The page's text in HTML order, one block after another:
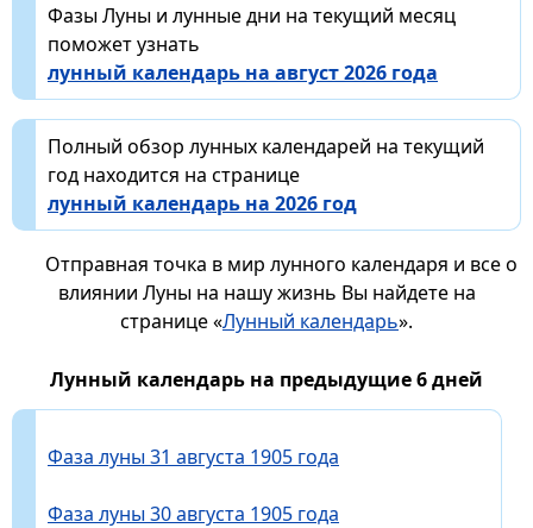
Фазы Луны и лунные дни на текущий месяц
поможет узнать
лунный календарь на август 2026 года
Полный обзор лунных календарей на текущий
год находится на странице
лунный календарь на 2026 год
Отправная точка в мир лунного календаря и все о
влиянии Луны на нашу жизнь Вы найдете на
странице «Лунный календарь».
Лунный календарь на предыдущие 6 дней
Фаза луны 31 августа 1905 года
Фаза луны 30 августа 1905 года